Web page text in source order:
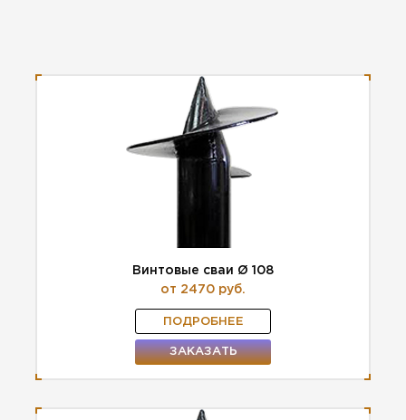
Винтовые сваи Ø 108
от 2470 руб.
ПОДРОБНЕЕ
ЗАКАЗАТЬ